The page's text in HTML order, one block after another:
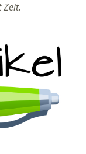
Zeit.